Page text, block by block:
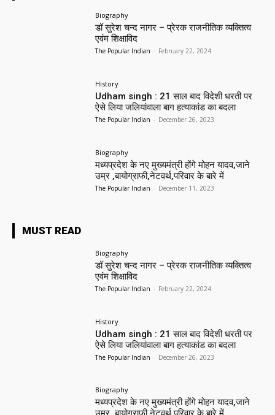
Biography
डॉ सुरेश चन्द नागर – प्रेरक राजनीतिक व्यक्तित्व
एवंम शिक्षाविद
The Popular Indian - February 22, 2024
History
Udham singh : 21 साल बाद विदेशी धरती पर
ऐसे लिया जलियांवाला बाग हत्याकांड का बदला
The Popular Indian - December 26, 2023
Biography
मध्यप्रदेश के नए मुख्यमंत्री होंगे मोहन यादव,जाने
उम्र ,बायोग्राफी,नेटवर्थ,परिवार के बारे में
The Popular Indian - December 11, 2023
MUST READ
Biography
डॉ सुरेश चन्द नागर – प्रेरक राजनीतिक व्यक्तित्व
एवंम शिक्षाविद
The Popular Indian - February 22, 2024
History
Udham singh : 21 साल बाद विदेशी धरती पर
ऐसे लिया जलियांवाला बाग हत्याकांड का बदला
The Popular Indian - December 26, 2023
Biography
मध्यप्रदेश के नए मुख्यमंत्री होंगे मोहन यादव,जाने